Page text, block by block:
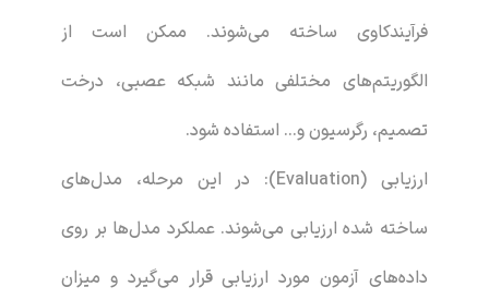
فرآیندکاوی ساخته می‌شوند. ممکن است از
الگوریتم‌های مختلفی مانند شبکه عصبی، درخت
تصمیم، رگرسیون و… استفاده شود.
ارزیابی (Evaluation): در این مرحله، مدل‌های
ساخته شده ارزیابی می‌شوند. عملکرد مدل‌ها بر روی
داده‌های آزمون مورد ارزیابی قرار می‌گیرد و میزان